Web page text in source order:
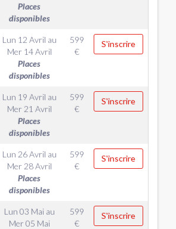
Places
disponibles
Lun 12 Avril au
Mer 14 Avril
Places
disponibles
599
€
S'inscrire
Lun 19 Avril au
Mer 21 Avril
Places
disponibles
599
€
S'inscrire
Lun 26 Avril au
Mer 28 Avril
Places
disponibles
599
€
S'inscrire
Lun 03 Maiau
Mer 05 Mai
599
€
S'inscrire